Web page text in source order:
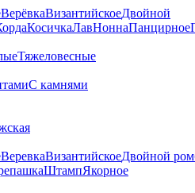
ВерёвкаВизантийскоеДвойной
КосичкаЛавНоннаПанцирное
Тяжеловесные
С камнями
ВеревкаВизантийскоеДвойной
ШтампЯкорное